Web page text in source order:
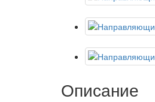
Описание